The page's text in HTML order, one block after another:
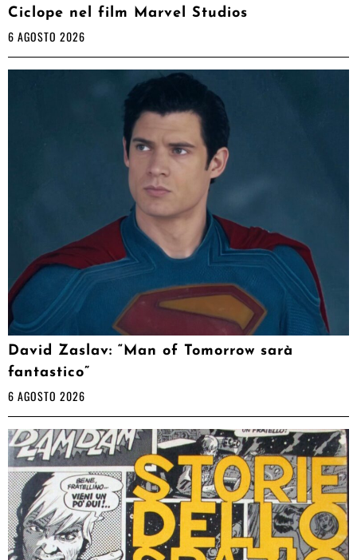
Ciclope nel film Marvel Studios
6 AGOSTO 2026
David Zaslav: “Man of Tomorrow sarà
fantastico”
6 AGOSTO 2026